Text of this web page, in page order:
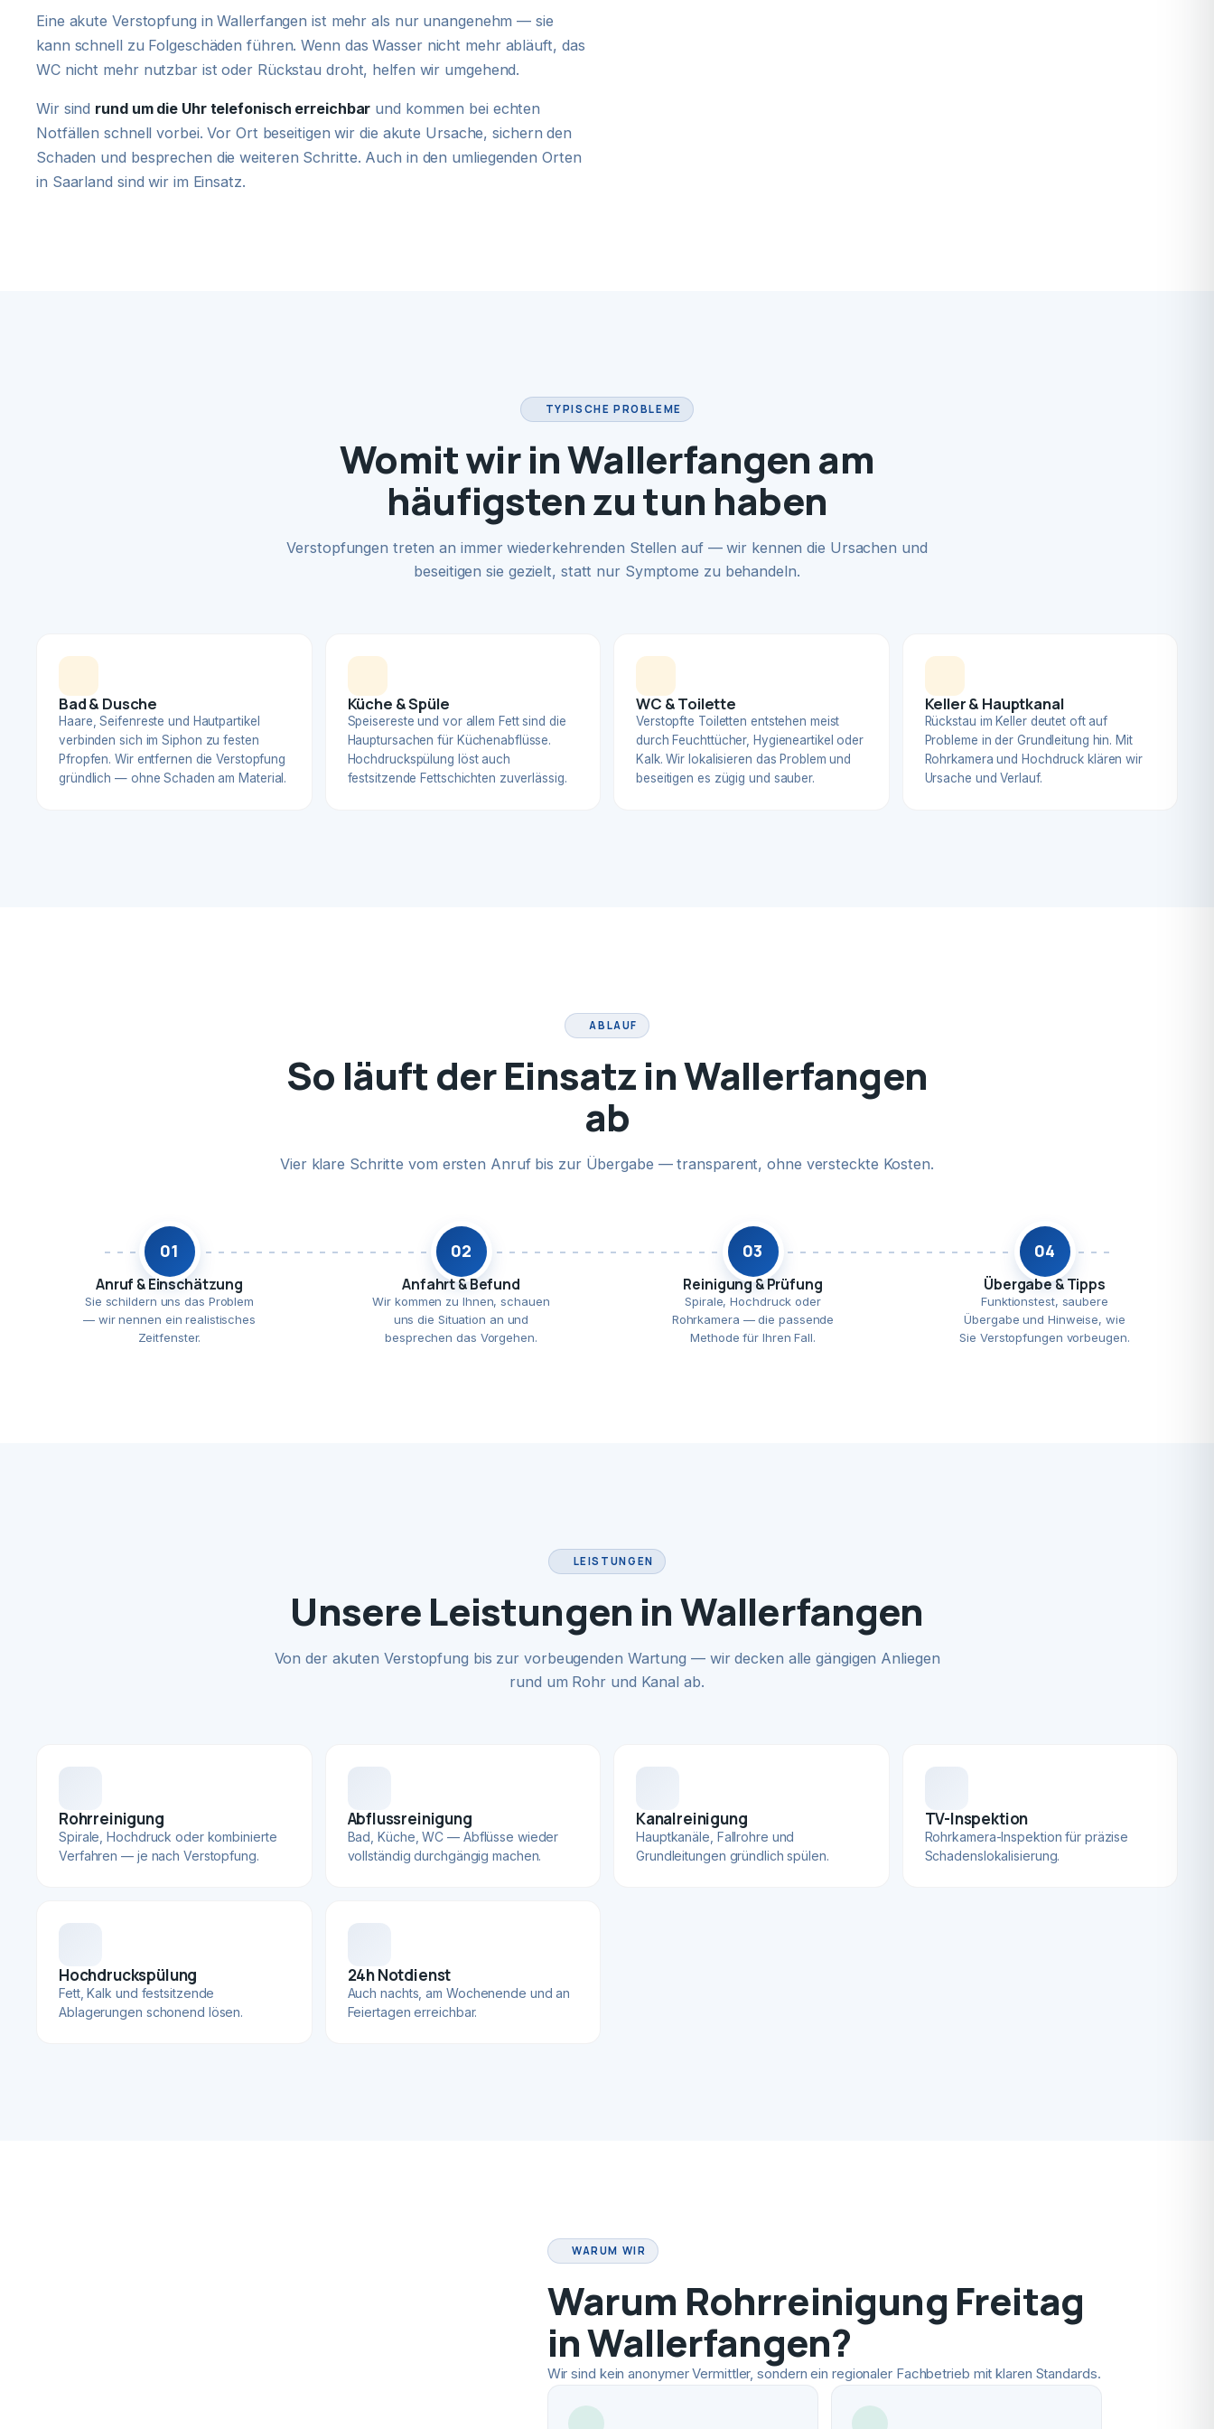
Eine akute Verstopfung in Wallerfangen ist mehr als nur unangenehm — sie
kann schnell zu Folgeschäden führen. Wenn das Wasser nicht mehr abläuft, das
WC nicht mehr nutzbar ist oder Rückstau droht, helfen wir umgehend.
Wir sind rund um die Uhr telefonisch erreichbar und kommen bei echten
Notfällen schnell vorbei. Vor Ort beseitigen wir die akute Ursache, sichern den
Schaden und besprechen die weiteren Schritte. Auch in den umliegenden Orten
in Saarland sind wir im Einsatz.
TYPISCHE PROBLEME
Womit wir in Wallerfangen am
häufigsten zu tun haben
Verstopfungen treten an immer wiederkehrenden Stellen auf — wir kennen die Ursachen und
beseitigen sie gezielt, statt nur Symptome zu behandeln.
Bad & Dusche
Haare, Seifenreste und Hautpartikel
verbinden sich im Siphon zu festen
Pfropfen. Wir entfernen die Verstopfung
gründlich — ohne Schaden am Material.
Küche & Spüle
Speisereste und vor allem Fett sind die
Hauptursachen für Küchenabflüsse.
Hochdruckspülung löst auch
festsitzende Fettschichten zuverlässig.
WC & Toilette
Verstopfte Toiletten entstehen meist
durch Feuchttücher, Hygieneartikel oder
Kalk. Wir lokalisieren das Problem und
beseitigen es zügig und sauber.
Keller & Hauptkanal
Rückstau im Keller deutet oft auf
Probleme in der Grundleitung hin. Mit
Rohrkamera und Hochdruck klären wir
Ursache und Verlauf.
ABLAUF
So läuft der Einsatz in Wallerfangen
ab
Vier klare Schritte vom ersten Anruf bis zur Übergabe — transparent, ohne versteckte Kosten.
01
Anruf & Einschätzung
Sie schildern uns das Problem
— wir nennen ein realistisches
Zeitfenster.
02
Anfahrt & Befund
Wir kommen zu Ihnen, schauen
uns die Situation an und
besprechen das Vorgehen.
03
Reinigung & Prüfung
Spirale, Hochdruck oder
Rohrkamera — die passende
Methode für Ihren Fall.
04
Übergabe & Tipps
Funktionstest, saubere
Übergabe und Hinweise, wie
Sie Verstopfungen vorbeugen.
LEISTUNGEN
Unsere Leistungen in Wallerfangen
Von der akuten Verstopfung bis zur vorbeugenden Wartung — wir decken alle gängigen Anliegen
rund um Rohr und Kanal ab.
Rohrreinigung
Spirale, Hochdruck oder kombinierte
Verfahren — je nach Verstopfung.
Abflussreinigung
Bad, Küche, WC — Abflüsse wieder
vollständig durchgängig machen.
Kanalreinigung
Hauptkanäle, Fallrohre und
Grundleitungen gründlich spülen.
TV-Inspektion
Rohrkamera-Inspektion für präzise
Schadenslokalisierung.
Hochdruckspülung
Fett, Kalk und festsitzende
Ablagerungen schonend lösen.
24h Notdienst
Auch nachts, am Wochenende und an
Feiertagen erreichbar.
WARUM WIR
Warum Rohrreinigung Freitag
in Wallerfangen?
Wir sind kein anonymer Vermittler, sondern ein regionaler Fachbetrieb mit klaren Standards.